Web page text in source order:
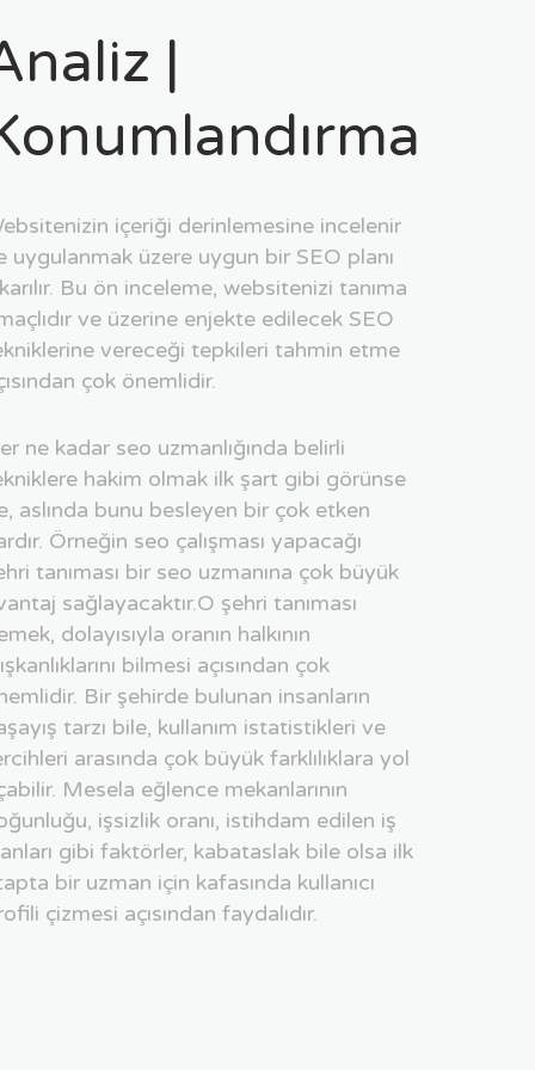
|
içeriği derinlemesine incelenir
uygulanmak üzere uygun bir SEO planı
Bu ön inceleme, websitenizi tanıma
ve üzerine enjekte edilecek SEO
vereceği tepkileri tahmin etme
çok önemlidir.
ne kadar seo uzmanlığında belirli
hakim olmak ilk şart gibi görünse
aslında bunu besleyen bir çok etken
Örneğin seo çalışması yapacağı
tanıması bir seo uzmanına çok büyük
sağlayacaktır.O şehri tanıması
dolayısıyla oranın halkının
bilmesi açısından çok
Bir şehirde bulunan insanların
tarzı bile, kullanım istatistikleri ve
arasında çok büyük farklılıklara yol
Mesela eğlence mekanlarının
işsizlik oranı, istihdam edilen iş
gibi faktörler, kabataslak bile olsa ilk
bir uzman için kafasında kullanıcı
çizmesi açısından faydalıdır.